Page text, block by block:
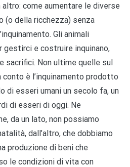
come aumentare le diverse
(o della ricchezza) senza
Gli animali
gestirci e costruire inquinano,
sacrifici. Non ultime quelle sul
è l’inquinamento prodotto
di esseri umani un secolo fa, un
di esseri di oggi. Ne
da un lato, non possiamo
dall’altro, che dobbiamo
produzione di beni che
le condizioni di vita con